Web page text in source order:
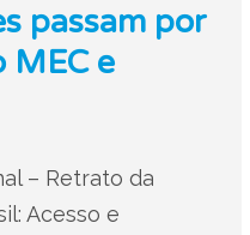
passam por
MEC e
– Retrato da
Acesso e